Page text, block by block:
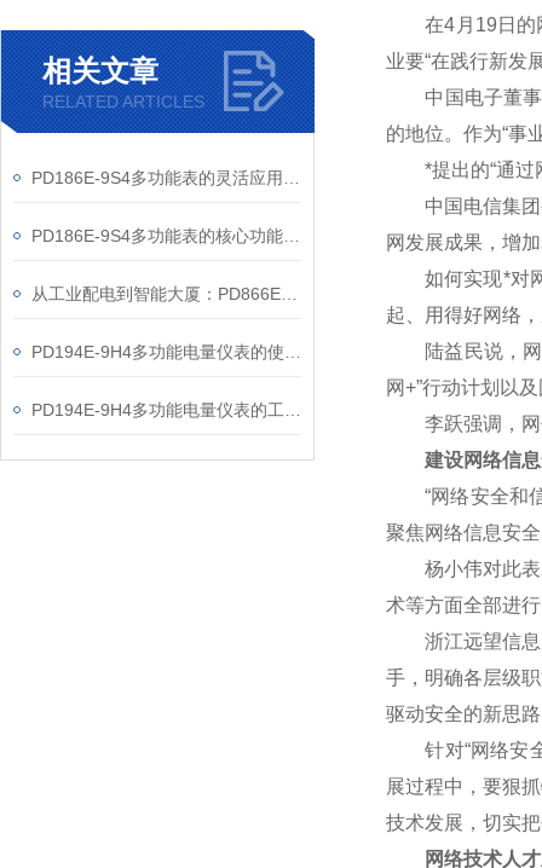
相关文章
RELATED ARTICLES
在4月19日的网
业要“在践行新发
中国电子董事长
的地位。作为“事
*提出的“通过网
中国电信集团公
网发展成果，增
如何实现*对网
起、用得好网络
陆益民说，网
网+”行动计划以
李跃强调，网
建设网络信息
“网络安全和信
聚焦网络信息安
杨小伟对此表示
术等方面全部进
浙江远望信息股
手，明确各层级
驱动安全的新思
针对“网络安全
展过程中，要狠
技术发展，切实
网络技术人才